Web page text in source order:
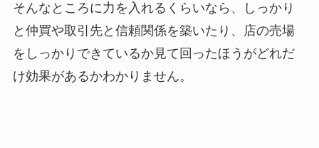
そんなところに力を入れるくらいなら、しっかり
と仲買や取引先と信頼関係を築いたり、店の売場
をしっかりできているか見て回ったほうがどれだ
け効果があるかわかりません。